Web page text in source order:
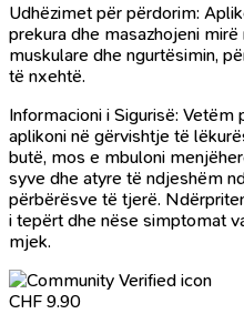
Udhëzimet për përdorim:
prekura dhe masazhojeni
muskulare dhe ngurtësimin,
të nxehtë.
Informacioni i Sigurisë:
aplikoni në gërvishtje të
butë, mos e mbuloni
syve dhe atyre të ndjeshëm
përbërësve të tjerë.
i tepërt dhe nëse simptomat
mjek.
CHF 9.90